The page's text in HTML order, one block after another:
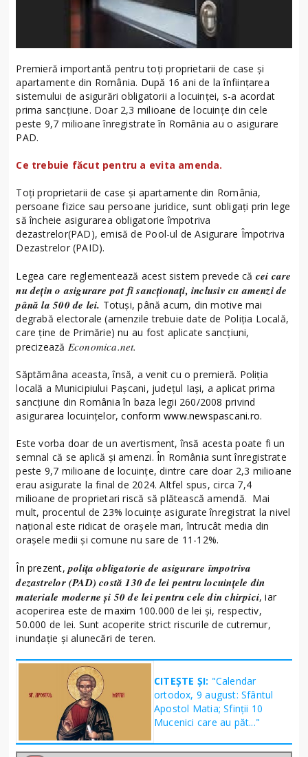
Premieră importantă pentru toți proprietarii de case și
apartamente din România. După 16 ani de la înființarea
sistemului de asigurări obligatorii a locuinței, s-a acordat
prima sancțiune. Doar 2,3 milioane de locuințe din cele
peste 9,7 milioane înregistrate în România au o asigurare
PAD.
Ce trebuie făcut pentru a evita amenda.
Toți proprietarii de case și apartamente din România,
persoane fizice sau persoane juridice, sunt obligați prin lege
să încheie asigurarea obligatorie împotriva
dezastrelor(PAD), emisă de Pool-ul de Asigurare Împotriva
Dezastrelor (PAID).
Legea care reglementează acest sistem prevede că cei care
nu dețin o asigurare pot fi sancționați, inclusiv cu amenzi de
până la 500 de lei. Totuși, până acum, din motive mai
degrabă electorale (amenzile trebuie date de Poliția Locală,
care ține de Primărie) nu au fost aplicate sancțiuni,
precizează Economica.net.
Săptămâna aceasta, însă, a venit cu o premieră. Poliția
locală a Municipiului Pașcani, județul Iași, a aplicat prima
sancțiune din România în baza legii 260/2008 privind
asigurarea locuințelor,conform www.newspascani.ro.
Este vorba doar de un avertisment, însă acesta poate fi un
semnal că se aplică și amenzi. În România sunt înregistrate
peste 9,7 milioane de locuințe, dintre care doar 2,3 milioane
erau asigurate la final de 2024. Altfel spus, circa 7,4
milioane de proprietari riscă să plătească amendă. Mai
mult, procentul de 23% locuințe asigurate înregistrat la nivel
național este ridicat de orașele mari, întrucât media din
orașele medii și comune nu sare de 11-12%.
În prezent, polița obligatorie de asigurare împotriva
dezastrelor (PAD) costă 130 de lei pentru locuințele din
materiale moderne și 50 de lei pentru cele din chirpici, iar
acoperirea este de maxim 100.000 de lei și, respectiv,
50.000 de lei. Sunt acoperite strict riscurile de cutremur,
inundație și alunecări de teren.
CITEȘTE ȘI: "Calendar
ortodox, 9 august: Sfântul
Apostol Matia; Sfinţii 10
Mucenici care au păt..."